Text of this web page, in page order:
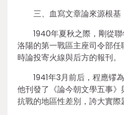
三、血寫文章論來源根基
1940年夏秋之際，剛從
洛陽的第一戰區主座司令部
時論投寄火線與后方的報刊。
1941年3月前后，程應镠
他刊發了《論今朝文學五事
抗戰的地區性差別，誇大實